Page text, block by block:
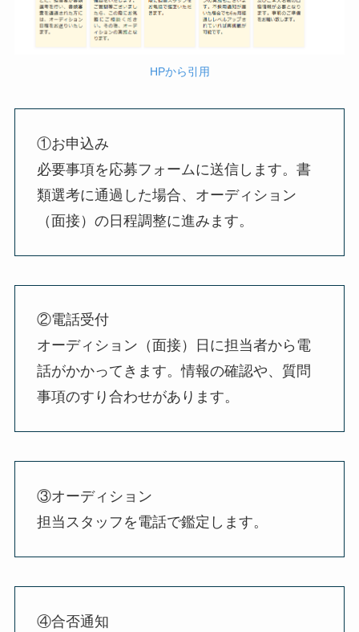
HPから引用
①お申込み
必要事項を応募フォームに送信します。書
類選考に通過した場合、オーディション
（面接）の日程調整に進みます。
②電話受付
オーディション（面接）日に担当者から電
話がかかってきます。情報の確認や、質問
事項のすり合わせがあります。
③オーディション
担当スタッフを電話で鑑定します。
④合否通知